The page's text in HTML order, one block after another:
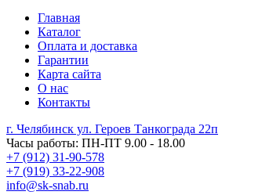
Главная
Каталог
Оплата и доставка
Гарантии
Карта сайта
О нас
Контакты
г. Челябинск ул. Героев Танкограда 22п
Часы работы: ПН-ПТ 9.00 - 18.00
+7 (912) 31-90-578
+7 (919) 33-22-908
info@sk-snab.ru